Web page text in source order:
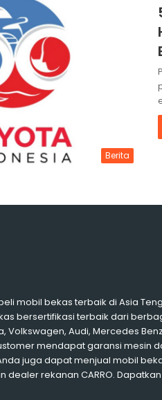
Berita
mobil bekas terbaik di Asia
bersertifikasi terbaik dari
Volkswagen, Audi, Mercedes
mendapat garansi mesin
juga dapat menjual mobil
dealer rekanan CARRO.